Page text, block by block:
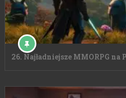
26. Najładniejsze MMORPG na